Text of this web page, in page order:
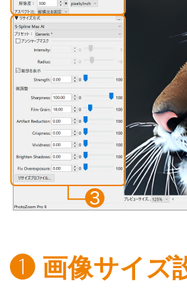
❶ 画像サイズ